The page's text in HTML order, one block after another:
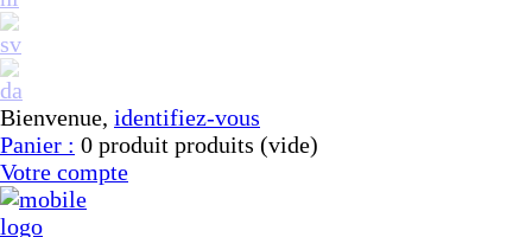
Bienvenue, identifiez-vous
Panier : 0 produit produits (vide)
Votre compte